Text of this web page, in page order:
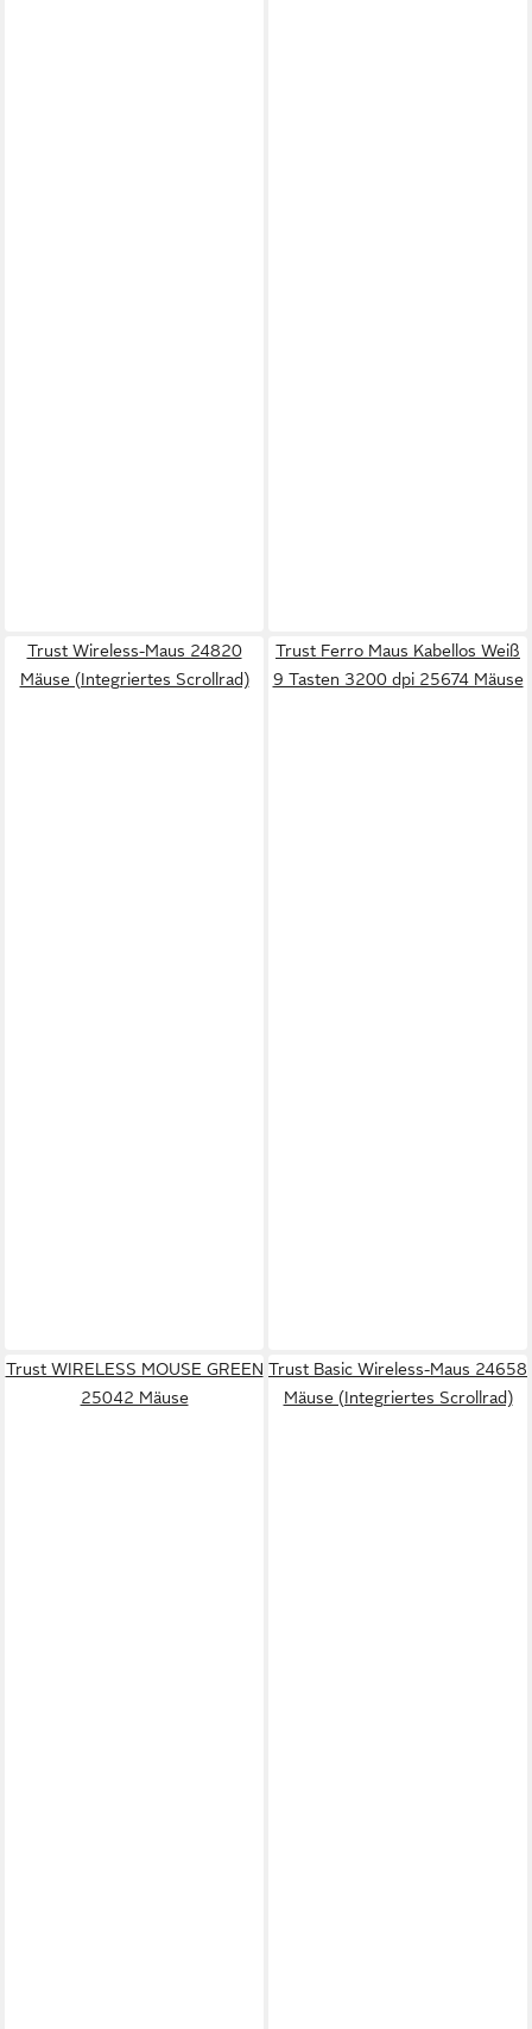
Trust Wireless-Maus 24820
Mäuse (Integriertes Scrollrad)
Trust Ferro Maus Kabellos Weiß
9 Tasten 3200 dpi 25674 Mäuse
Trust WIRELESS MOUSE GREEN
25042 Mäuse
Trust Basic Wireless-Maus 24658
Mäuse (Integriertes Scrollrad)